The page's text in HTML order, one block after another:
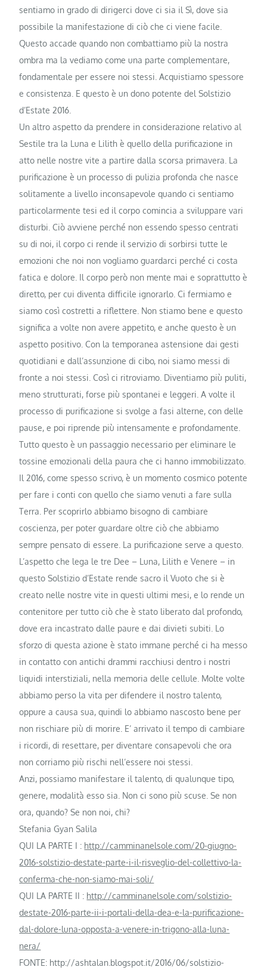
sentiamo in grado di dirigerci dove ci sia il Sì, dove sia
possibile la manifestazione di ciò che ci viene facile.
Questo accade quando non combattiamo più la nostra
ombra ma la vediamo come una parte complementare,
fondamentale per essere noi stessi. Acquistiamo spessore
e consistenza. E questo è un dono potente del Solstizio
d’Estate 2016.
Un altro aspetto da prendere in considerazione relativo al
Sestile tra la Luna e Lilith è quello della purificazione in
atto nelle nostre vite a partire dalla scorsa primavera. La
purificazione è un processo di pulizia profonda che nasce
solitamente a livello inconsapevole quando ci sentiamo
particolarmente tesi ed il corpo comincia a sviluppare vari
disturbi. Ciò avviene perché non essendo spesso centrati
su di noi, il corpo ci rende il servizio di sorbirsi tutte le
emozioni che noi non vogliamo guardarci perché ci costa
fatica e dolore. Il corpo però non mente mai e soprattutto è
diretto, per cui diventa difficile ignorarlo. Ci fermiamo e
siamo così costretti a riflettere. Non stiamo bene e questo
significa a volte non avere appetito, e anche questo è un
aspetto positivo. Con la temporanea astensione dai gesti
quotidiani e dall’assunzione di cibo, noi siamo messi di
fronte a noi stessi. Così ci ritroviamo. Diventiamo più puliti,
meno strutturati, forse più spontanei e leggeri. A volte il
processo di purificazione si svolge a fasi alterne, con delle
pause, e poi riprende più intensamente e profondamente.
Tutto questo è un passaggio necessario per eliminare le
tossine emozionali della paura che ci hanno immobilizzato.
Il 2016, come spesso scrivo, è un momento cosmico potente
per fare i conti con quello che siamo venuti a fare sulla
Terra. Per scoprirlo abbiamo bisogno di cambiare
coscienza, per poter guardare oltre ciò che abbiamo
sempre pensato di essere. La purificazione serve a questo.
L’aspetto che lega le tre Dee – Luna, Lilith e Venere – in
questo Solstizio d’Estate rende sacro il Vuoto che si è
creato nelle nostre vite in questi ultimi mesi, e lo rende un
contenitore per tutto ciò che è stato liberato dal profondo,
dove era incastrato dalle paure e dai divieti subiti. Lo
sforzo di questa azione è stato immane perché ci ha messo
in contatto con antichi drammi racchiusi dentro i nostri
liquidi interstiziali, nella memoria delle cellule. Molte volte
abbiamo perso la vita per difendere il nostro talento,
oppure a causa sua, quindi lo abbiamo nascosto bene per
non rischiare più di morire. E’ arrivato il tempo di cambiare
i ricordi, di resettare, per diventare consapevoli che ora
non corriamo più rischi nell’essere noi stessi.
Anzi, possiamo manifestare il talento, di qualunque tipo,
genere, modalità esso sia. Non ci sono più scuse. Se non
ora, quando? Se non noi, chi?
Stefania Gyan Salila
QUI LA PARTE I : http://camminanelsole.com/20-giugno-
2016-solstizio-destate-parte-i-il-risveglio-del-collettivo-la-
conferma-che-non-siamo-mai-soli/
QUI LA PARTE II : http://camminanelsole.com/solstizio-
destate-2016-parte-ii-i-portali-della-dea-e-la-purificazione-
dal-dolore-luna-opposta-a-venere-in-trigono-alla-luna-
nera/
FONTE: http://ashtalan.blogspot.it/2016/06/solstizio-